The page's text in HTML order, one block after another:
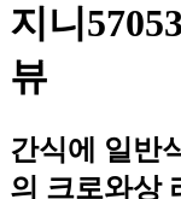
지니
뷰
간식에 일반
의 크로와상